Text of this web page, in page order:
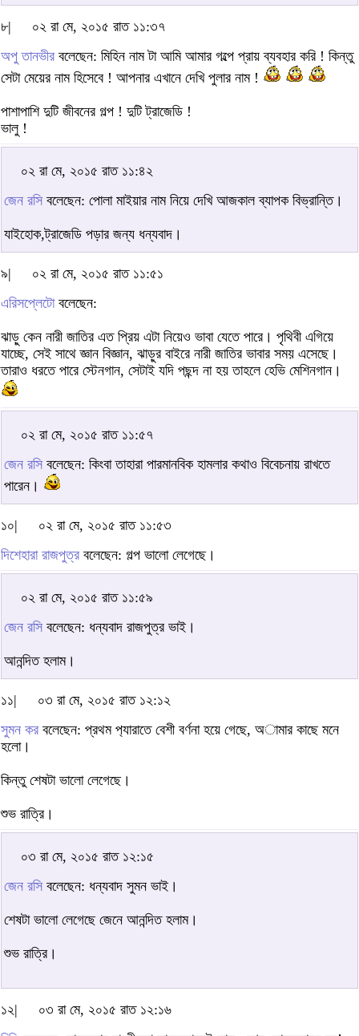
৮|
০২ রা মে, ২০১৫ রাত ১১:৩৭
অপু তানভীর বলেছেন: মিহিন নাম টা আমি আমার গল্পে প্রায় ব্যবহার করি ! কিন্তু
সেটা মেয়ের নাম হিসেবে ! আপনার এখানে দেখি পুলার নাম !
পাশাপাশি দুটি জীবনের গল্প ! দুটি ট্রাজেডি !
ভালু !
০২ রা মে, ২০১৫ রাত ১১:৪২
জেন রসি বলেছেন: পোলা মাইয়ার নাম নিয়ে দেখি আজকাল ব্যাপক বিভ্রান্তি।
যাইহোক,ট্রাজেডি পড়ার জন্য ধন্যবাদ।
৯|
০২ রা মে, ২০১৫ রাত ১১:৫১
এরিসপ্লেটোবলেছেন:
ঝাড়ু কেন নারী জাতির এত প্রিয় এটা নিয়েও ভাবা যেতে পারে। পৃথিবী এগিয়ে
যাচ্ছে, সেই সাথে জ্ঞান বিজ্ঞান, ঝাড়ুর বাইরে নারী জাতির ভাবার সময় এসেছে।
তারাও ধরতে পারে স্টেনগান, সেটাই যদি পছন্দ না হয় তাহলে হেভি মেশিনগান।
০২ রা মে, ২০১৫ রাত ১১:৫৭
জেন রসি বলেছেন: কিংবা তাহারা পারমানবিক হামলার কথাও বিবেচনায় রাখতে
পারেন।
১০|
০২ রা মে, ২০১৫ রাত ১১:৫৩
দিশেহারা রাজপুত্র বলেছেন: গল্প ভালো লেগেছে।
০২ রা মে, ২০১৫ রাত ১১:৫৯
জেন রসি বলেছেন: ধন্যবাদ রাজপুত্র ভাই।
আনন্দিত হলাম।
১১|
০৩ রা মে, ২০১৫ রাত ১২:১২
সুমন কর বলেছেন: প্রথম প‌্যারাতে বেশী বর্ণনা হয়ে গেছে, অামার কাছে মনে
হলো।
কিন্তু শেষটা ভালো লেগেছে।
শুভ রাত্রি।
০৩ রা মে, ২০১৫ রাত ১২:১৫
জেন রসি বলেছেন: ধন্যবাদ সুমন ভাই।
শেষটা ভালো লেগেছে জেনে আনন্দিত হলাম।
শুভ রাত্রি।
১২|
০৩ রা মে, ২০১৫ রাত ১২:১৬